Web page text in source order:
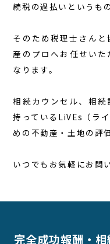
続税の過払いというも
そのため税理士さん
産のプロへお任せい
なります。
相続カウンセル、相続
持っているLiVEs（ラ
めの不動産・土地の評
いつでもお気軽にお問
完全成功報酬・